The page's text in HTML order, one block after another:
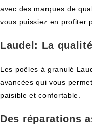
avec des marques de
vous puissiez en profiter
Laudel: La
Les poêles à granulé
avancées qui vous
paisible et confortable.
Des réparations